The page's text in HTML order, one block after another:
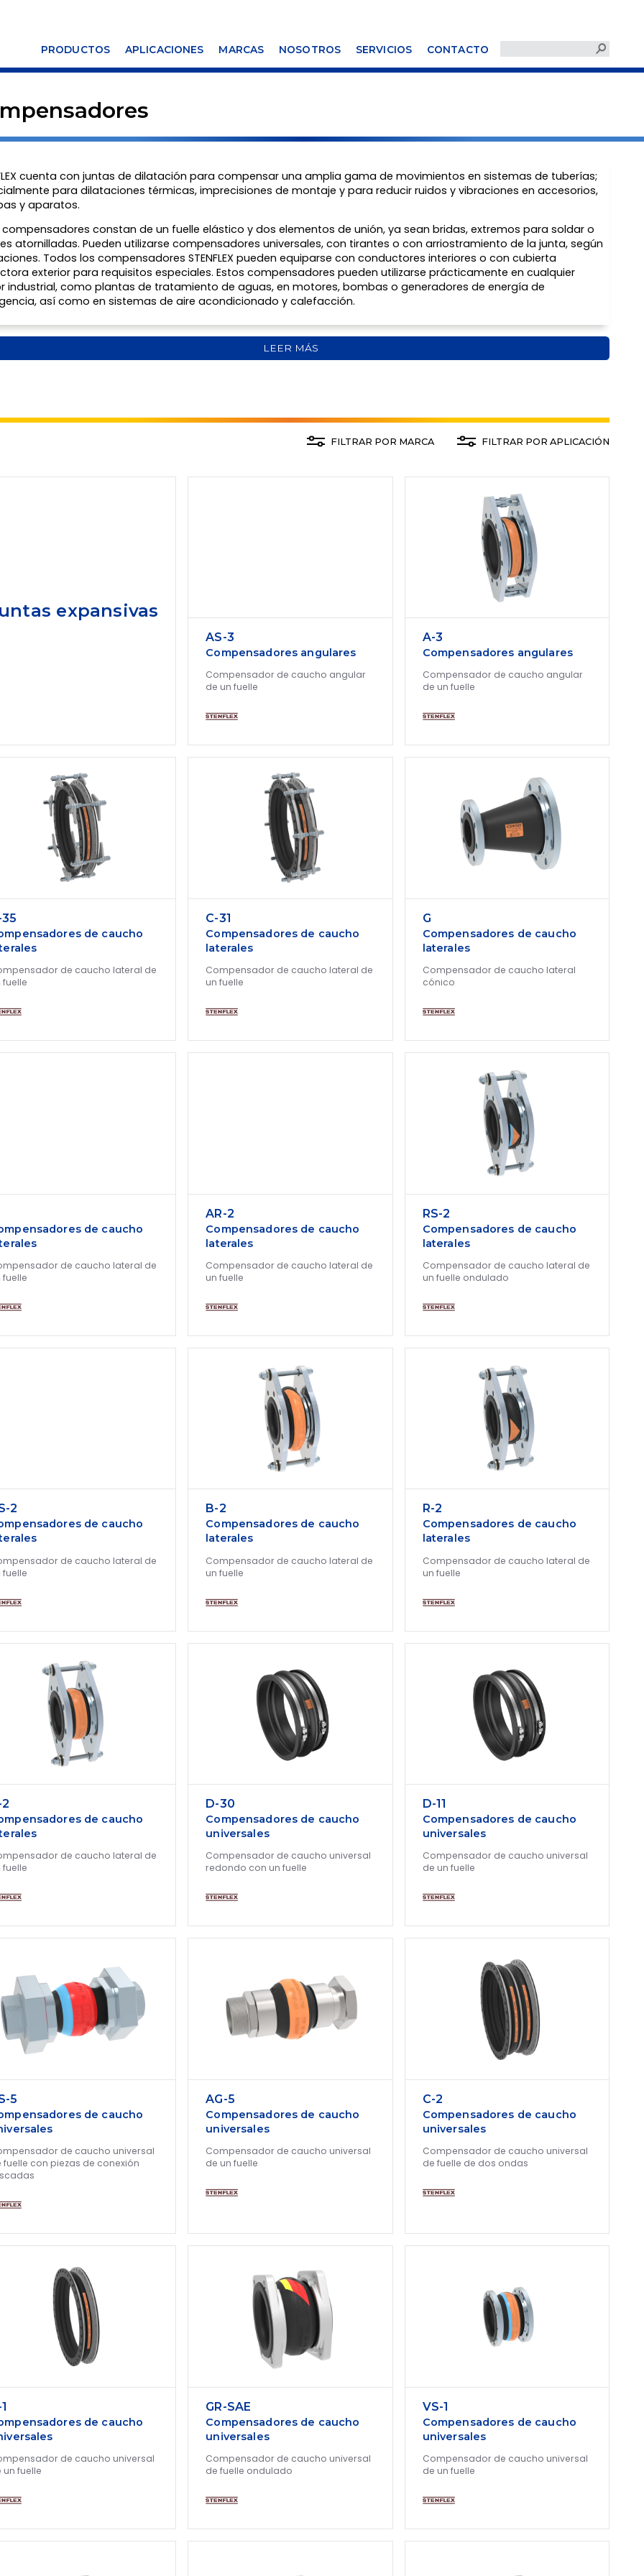
PRODUCTOS APLICACIONES MARCAS NOSOTROS SERVICIOS CONTACTO
cuenta con juntas de dilatación para compensar una amplia gama de movimientos en sistemas de tuberías;
para dilataciones térmicas, imprecisiones de montaje y para reducir ruidos y vibraciones en accesorios,
y aparatos.
compensadores constan de un fuelle elástico y dos elementos de unión, ya sean bridas, extremos para soldar o
atornilladas. Pueden utilizarse compensadores universales, con tirantes o con arriostramiento de la junta, según
Todos los compensadores STENFLEX pueden equiparse con conductores interiores o con cubierta
exterior para requisitos especiales. Estos compensadores pueden utilizarse prácticamente en cualquier
industrial, como plantas de tratamiento de aguas, en motores, bombas o generadores de energía de
así como en sistemas de aire acondicionado y calefacción.
LEER MÁS
FILTRAR POR MARCA FILTRAR POR APLICACIÓN
expansivas
AS-3
Compensadores angulares
Compensador de caucho angular
de un fuelle
A-3
Compensadores angulares
Compensador de caucho angular
de un fuelle
35
de caucho
de caucho lateral de
fuelle
C-31
Compensadores de caucho
laterales
Compensador de caucho lateral de
un fuelle
G
Compensadores de caucho
laterales
Compensador de caucho lateral
cónico
de caucho
de caucho lateral de
fuelle
AR-2
Compensadores de caucho
laterales
Compensador de caucho lateral de
un fuelle
RS-2
Compensadores de caucho
laterales
Compensador de caucho lateral de
un fuelle ondulado
2
de caucho
de caucho lateral de
fuelle
B-2
Compensadores de caucho
laterales
Compensador de caucho lateral de
un fuelle
R-2
Compensadores de caucho
laterales
Compensador de caucho lateral de
un fuelle
de caucho
de caucho lateral de
fuelle
D-30
Compensadores de caucho
universales
Compensador de caucho universal
redondo con un fuelle
D-11
Compensadores de caucho
universales
Compensador de caucho universal
de un fuelle
5
de caucho
de caucho universal
fuelle con piezas de conexión
AG-5
Compensadores de caucho
universales
Compensador de caucho universal
de un fuelle
C-2
Compensadores de caucho
universales
Compensador de caucho universal
de fuelle de dos ondas
de caucho
de caucho universal
un fuelle
GR-SAE
Compensadores de caucho
universales
Compensador de caucho universal
de fuelle ondulado
VS-1
Compensadores de caucho
universales
Compensador de caucho universal
de un fuelle